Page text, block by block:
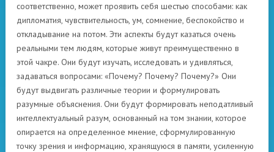
соответственно, может проявить себя шестью способами: как
дипломатия, чувствительность, ум, сомнение, беспокойство и
откладывание на потом. Эти аспекты будут казаться очень
реальными тем людям, которые живут преимущественно в
этой чакре. Они будут изучать, исследовать и удивляться,
задаваться вопросами: «Почему? Почему? Почему?» Они
будут выдвигать различные теории и формулировать
разумные объяснения. Они будут формировать неподатливый
интеллектуальный разум, основанный на том знании, которое
опирается на определенное мнение, сформулированную
точку зрения и информацию, хранящуюся в памяти, усиленную